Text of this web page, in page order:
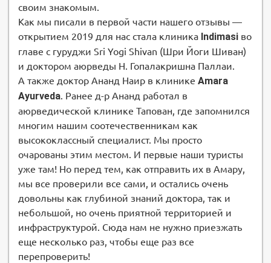
своим знакомым.
Как мы писали в первой части нашего отзывы —
открытием 2019 для нас стала клиника Indimasi во
главе с гуруджи Sri Yogi Shivan (Шри Йоги Шиван)
и доктором аюрведы Н. Гопалакришна Паллаи.
А также доктор Ананд Наир в клинике Amara
Ayurveda. Ранее д-р Ананд работал в
аюрведической клинике Тапован, где запомнился
многим нашим соотечественникам как
высококлассный специалист. Мы просто
очарованы этим местом. И первые наши туристы
уже там! Но перед тем, как отправить их в Амару,
мы все проверили все сами, и остались очень
довольны как глубиной знаний доктора, так и
небольшой, но очень приятной территорией и
инфраструктурой. Сюда нам не нужно приезжать
еще несколько раз, чтобы еще раз все
перепроверить!